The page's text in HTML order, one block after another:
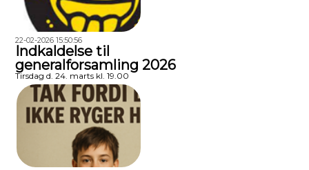
22-02-2026 15:50:56
Indkaldelse til
generalforsamling 2026
Tirsdag d. 24. marts kl. 19.00